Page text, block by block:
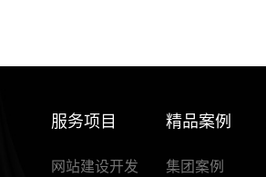
服务项目
网站建设开发
精品案例
集团案例